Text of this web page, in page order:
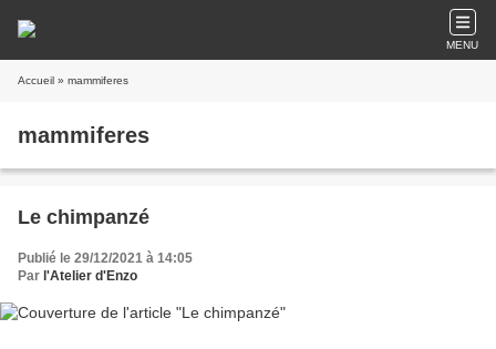
MENU
Accueil » mammiferes
mammiferes
Le chimpanzé
Publié le 29/12/2021 à 14:05
Par l'Atelier d'Enzo